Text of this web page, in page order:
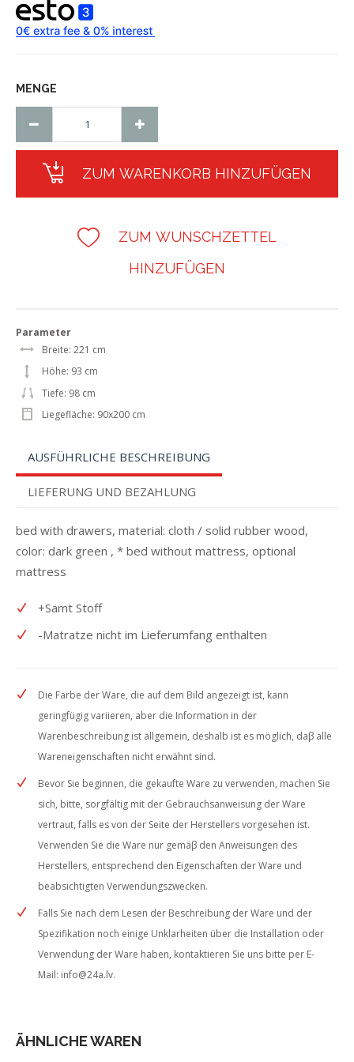
MENGE
ZUM WARENKORB HINZUFÜGEN
HINZUFÜGEN
Parameter
Breite: 221 cm
Höhe: 93 cm
Tiefe: 98 cm
Liegefläche: 90x200 cm
AUSFÜHRLICHE BESCHREIBUNG
LIEFERUNG UND BEZAHLUNG
bed with drawers, material: cloth / solid rubber wood,
color: dark green , * bed without mattress, optional
mattress
+Samt Stoff
-Matratze nicht im Lieferumfang enthalten
Die Farbe der Ware, die auf dem Bild angezeigt ist, kann
geringfügig variieren, aber die Information in der
Warenbeschreibung ist allgemein, deshalb ist es möglich, daβ alle
Wareneigenschaften nicht erwähnt sind.
Bevor Sie beginnen, die gekaufte Ware zu verwenden, machen Sie
sich, bitte, sorgfältig mit der Gebrauchsanweisung der Ware
vertraut, falls es von der Seite der Herstellers vorgesehen ist.
Verwenden Sie die Ware nur gemäβ den Anweisungen des
Herstellers, entsprechend den Eigenschaften der Ware und
beabsichtigten Verwendungszwecken.
Falls Sie nach dem Lesen der Beschreibung der Ware und der
Spezifikation noch einige Unklarheiten über die Installation oder
Verwendung der Ware haben, kontaktieren Sie uns bitte per E-
Mail: info@24a.lv.
ÄHNLICHE WAREN